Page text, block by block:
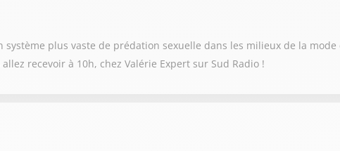
système plus vaste de prédation sexuelle dans les milieux de la
recevoir à 10h, chez Valérie Expert sur Sud Radio !